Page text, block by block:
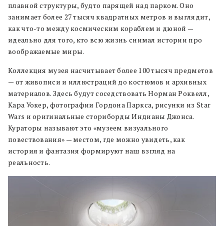
плавной структуры, будто парящей над парком. Оно
занимает более 27 тысяч квадратных метров и выглядит,
как что-то между космическим кораблем и дюной —
идеально для того, кто всю жизнь снимал истории про
воображаемые миры.
Коллекция музея насчитывает более 100 тысяч предметов
— от живописи и иллюстраций до костюмов и архивных
материалов. Здесь будут соседствовать Норман Роквелл,
Кара Уокер, фотографии Гордона Паркса, рисунки из Star
Wars и оригинальные сториборды Индианы Джонса.
Кураторы называют это «музеем визуального
повествования» — местом, где можно увидеть, как
история и фантазия формируют наш взгляд на
реальность.